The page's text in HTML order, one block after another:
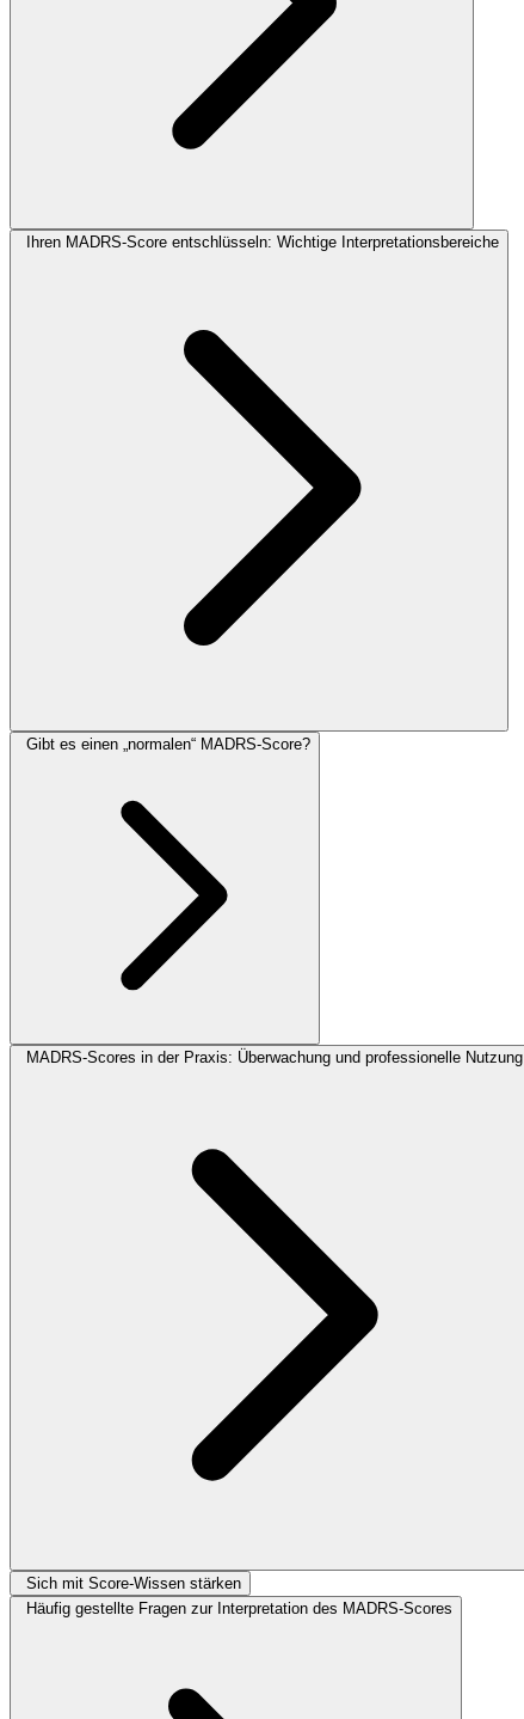
Ihren MADRS-Score entschlüsseln: Wichtige Interpretationsbereiche
Gibt es einen „normalen“ MADRS-Score?
MADRS-Scores in der Praxis: Überwachung und professionelle Nutzung
Sich mit Score-Wissen stärken
Häufig gestellte Fragen zur Interpretation des MADRS-Scores